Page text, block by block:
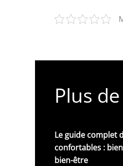
Plus
Le guide complet
confortables :
bien-être